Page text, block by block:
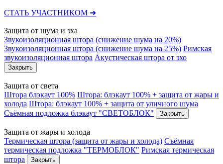
СТАТЬ УЧАСТНИКОМ ➜
Защита от шума и эха
Звукоизоляционная штора (снижение шума на 20%)
Звукоизоляционная штора (снижение шума на 25%) Римская
звукоизоляционная штора Акустическая штора от эхо
Закрыть
Защита от света
Штора блэкаут 100% Штора: блэкаут 100% + защита от жары и
холода Штора: блэкаут 100% + защита от уличного шума
Съёмная подложка блэкаут "СВЕТОБЛОК"
Закрыть
Защита от жары и холода
Термическая штора (защита от жары и холода) Съёмная
термическая подложка "ТЕРМОБЛОК" Римская термическая
штора
Закрыть